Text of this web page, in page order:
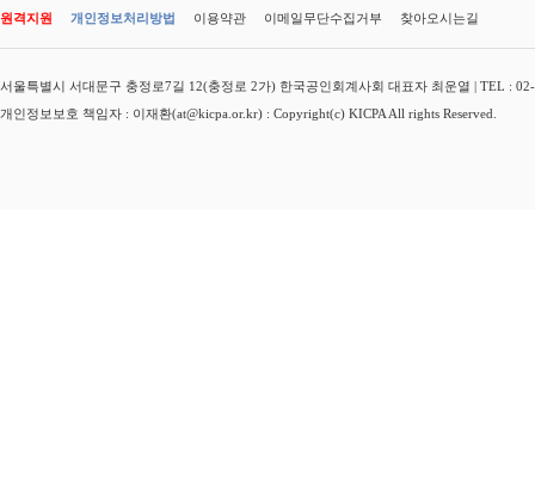
원격지원 개인정보처리방법 이용약관 이메일무단수집거부 찾아오시는길
서울특별시 서대문구 충정로7길 12(충정로 2가) 한국공인회계사회 대표자 최운열 | TEL :
개인정보보호 책임자 : 이재환(at@kicpa.or.kr) : Copyright(c) KICPA All rights Reserved.